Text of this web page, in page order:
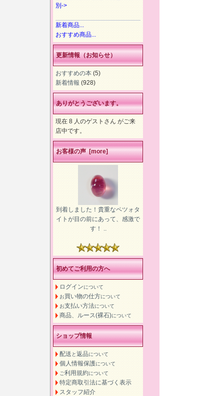
別->
新着商品...
おすすめ商品...
更新情報（お知らせ）
おすすめの本 (5)
新着情報 (928)
ありがとうございます。
現在 8 人のゲストさん がご来
店中です。
お客様の声 [more]
到着しました！貴重なペツォタ
イトが目の前にあって、感激で
す！ ..
初めてご利用の方へ
ログインについて
お買い物の仕方について
お支払い方法について
商品、ルース(裸石)について
ショップ情報
配送 と返品について
個人情報保護について
ご利用規約について
特定商取引法に基づく表示
スタッフ紹介